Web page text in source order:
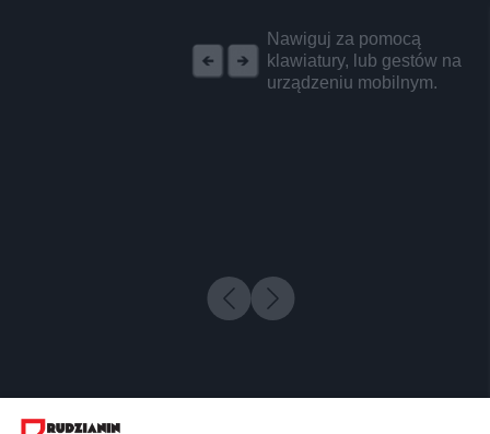
Nawiguj za pomocą
klawiatury, lub gestów na
urządzeniu mobilnym.